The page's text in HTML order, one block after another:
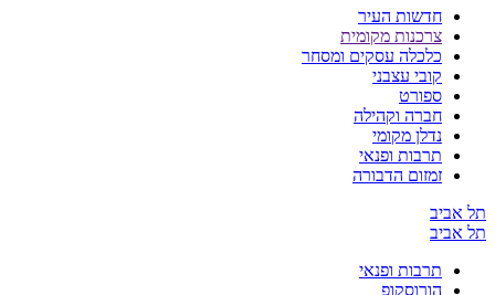
חדשות העיר
צרכנות מקומית
כלכלה עסקים ומסחר
קובי עצבני
ספורט
חברה וקהילה
נדלן מקומי
תרבות ופנאי
זמזום הדבורה
תרבות ופנאי
הורוסקופ